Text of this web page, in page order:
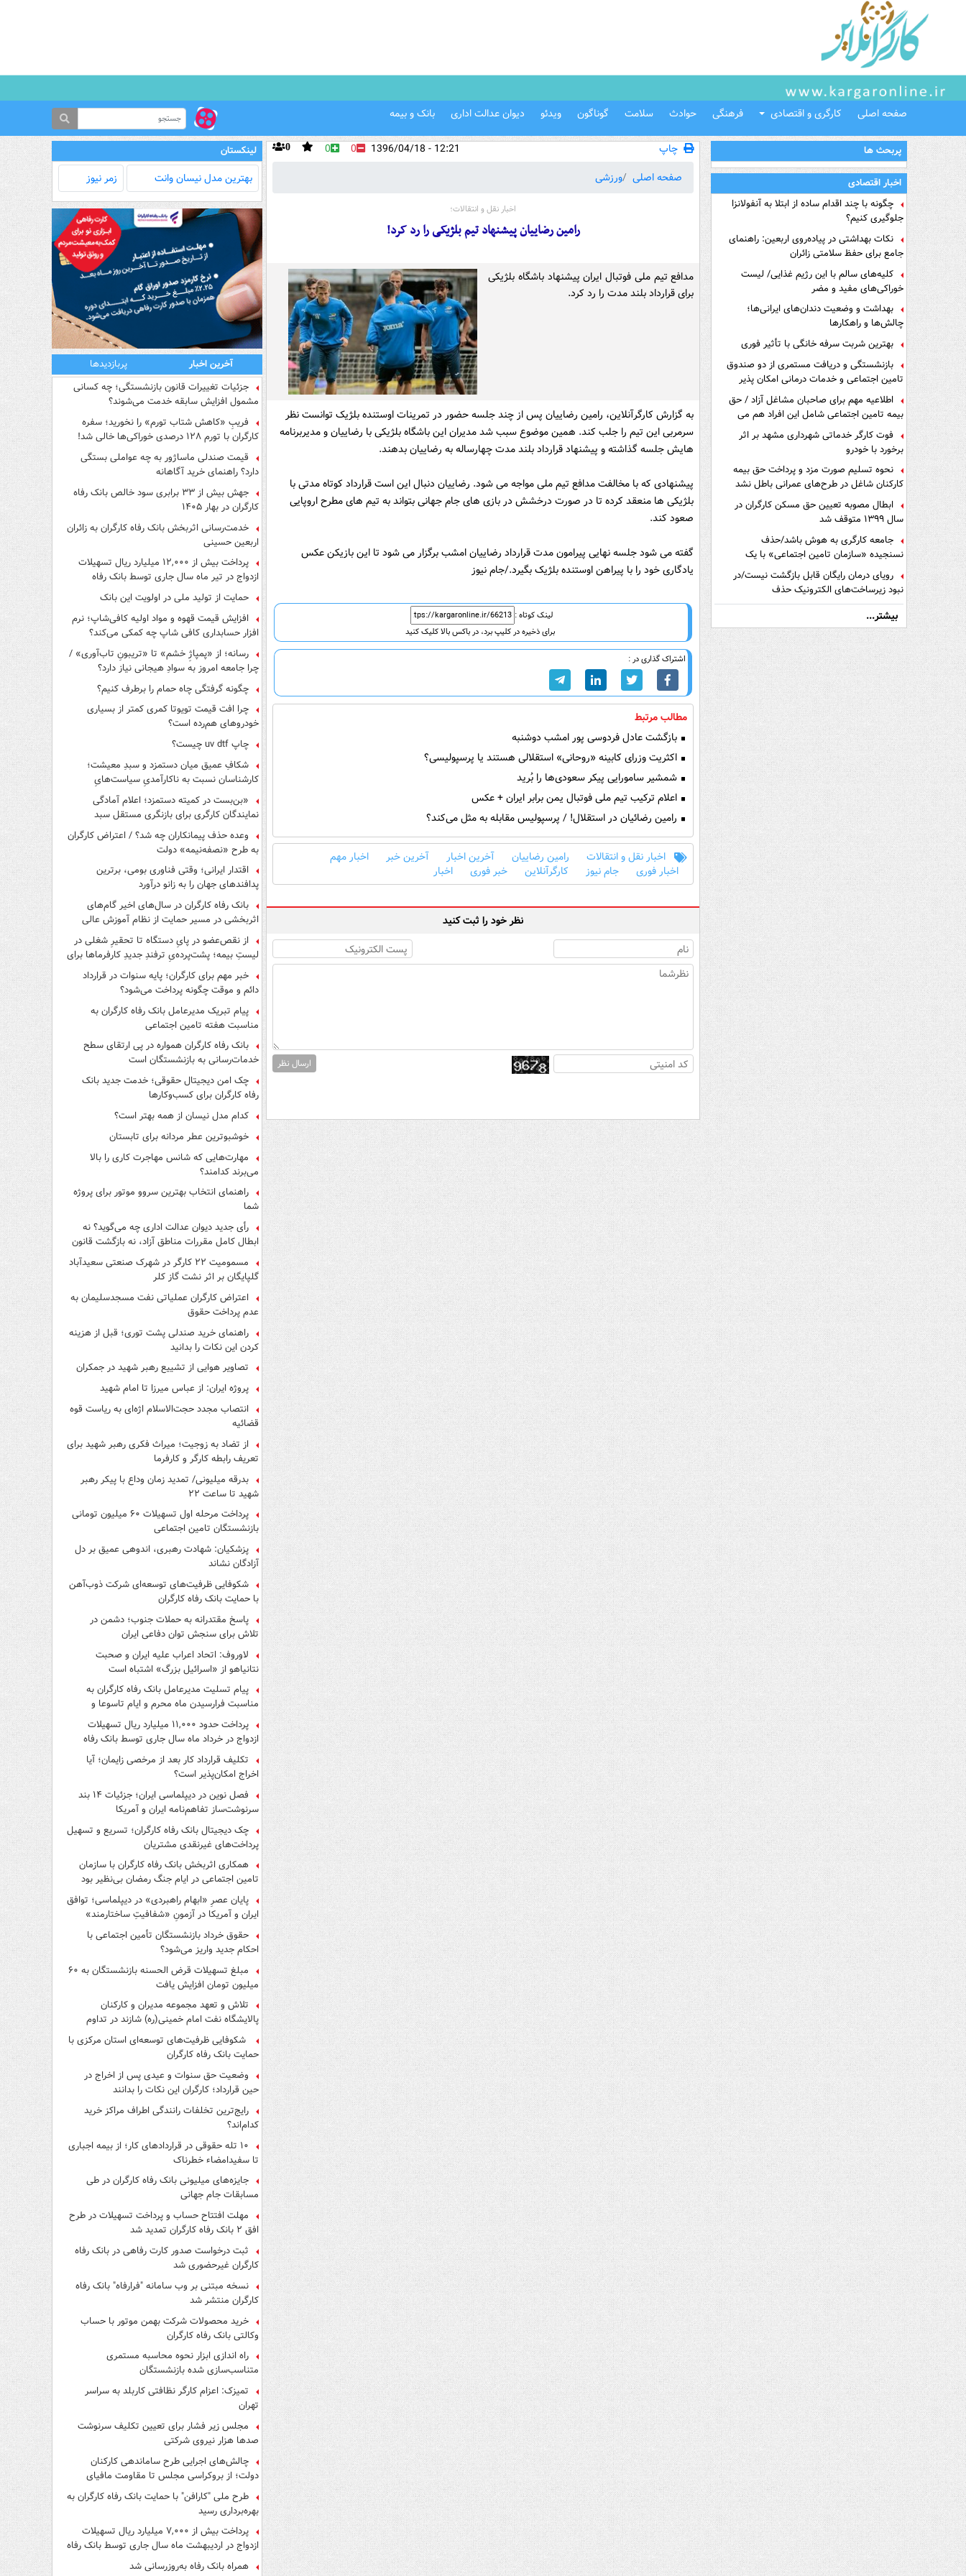
صفحه اصلی کارگری و اقتصادی فرهنگی حوادث سلامت گوناگون ویدئو دیوان عدالت اداری بانک و بیمه
پربحث ها
اخبار اقتصادی
چگونه با چند اقدام ساده از ابتلا به آنفولانزا
جلوگیری کنیم؟
نکات بهداشتی در پیاده‌روی اربعین: راهنمای
جامع برای حفظ سلامتی زائران
کلیه‌های سالم با این رژیم غذایی/ لیست
خوراکی‌های مفید و مضر
بهداشت و وضعیت دندان‌های ایرانی‌ها؛
چالش‌ها و راهکارها
بهترین شربت سرفه خانگی با تأثیر فوری
بازنشستگی و دریافت مستمری از دو صندوق
تامین اجتماعی و خدمات درمانی امکان پذیر
است ؟
اطلاعیه مهم برای صاحبان مشاغل آزاد / حق
بیمه تامین اجتماعی شامل این افراد هم می
شودفوت کارگر خدماتی شهرداری مشهد بر اثر
برخورد با خودرو
نحوه تسلیم صورت مزد و پرداخت حق بیمه
کارکنان شاغل در طرح‌های عمرانی باطل نشد
ابطال مصوبه تعیین حق مسکن کارگران در
سال ۱۳۹۹ متوقف شد
جامعه کارگری به هوش باشد/حذف
نسنجیده «سازمان تامین اجتماعی» با یک
تفاهم نامه!
رویای درمان رایگان قابل بازگشت نیست/در
نبود زیرساخت‌های الکترونیک حذف
دفترچه‌های بیمه اشتباه مضاعف است
بیشتر...
چاپ 0 0 0
12:21 - 1396/04/18
صفحه اصلی
ورزشی
اخبار نقل و انتقالات؛
رامین رضاییان پیشنهاد تیم بلژیکی را رد کرد!
مدافع تیم ملی فوتبال ایران پیشنهاد باشگاه بلژیکی
برای قرارداد بلند مدت را رد کرد.
به گزارش کارگرآنلاین، رامین رضاییان پس از چند جلسه حضور در تمرینات اوستنده بلژیک توانست نظر
سرمربی این تیم را جلب کند. همین موضوع سبب شد مدیران این باشگاه بلژیکی با رضاییان و مدیربرنامه
هایش جلسه گذاشته و پیشنهاد قرارداد بلند مدت چهارساله به رضاییان بدهند.
پیشنهادی که با مخالفت مدافع تیم ملی مواجه می شود. رضاییان دنبال این است قرارداد کوتاه مدتی با
بلژیکی ها منعقد کرده تا در صورت درخشش در بازی های جام جهانی بتواند به تیم های مطرح اروپایی
صعود کند.
گفته می شود جلسه نهایی پیرامون مدت قرارداد رضاییان امشب برگزار می شود تا این بازیکن عکس
یادگاری خود را با پیراهن اوستنده بلژیک بگیرد./جام نیوز
لینک کوتاه :
برای ذخیره در کلیپ برد، در باکس بالا کلیک کنید
اشتراک گذاری در :
مطالب مرتبط
بازگشت عادل فردوسی پور امشب دوشنبه
اکثریت وزرای کابینه «روحانی» استقلالی هستند یا پرسپولیسی؟
شمشیر سامورایی پیکر سعودی‌ها را بُرید
اعلام ترکیب تیم ملی فوتبال یمن برابر ایران + عکس
رامین رضائیان در استقلال! / پرسپولیس مقابله به مثل می‌کند؟
اخبار نقل و انتقالات رامین رضاییان آخرین اخبار آخرین خبر
اخبار مهم
اخبار فوری
جام نیوز کارگرآنلاین خبر فوری اخبار
نظر خود را ثبت کنید
ارسال نظر
لینکستان
بهترین مدل‌ نیسان وانت زمر نیوز
آخرین اخبار
پربازدیدها
جزئیات تغییرات قانون بازنشستگی؛ چه کسانی
مشمول افزایش سابقه خدمت می‌شوند؟
فریبِ «کاهش شتاب تورم» را نخورید؛ سفره
کارگران با تورم ۱۲۸ درصدی خوراکی‌ها خالی شد!
قیمت صندلی ماساژور به چه عواملی بستگی
دارد؟ راهنمای خرید آگاهانه
جهش بیش از ۳۳ برابری سود خالص بانک رفاه
کارگران در بهار ۱۴۰۵
خدمت‌رسانی اثربخش بانک رفاه کارگران به زائران
اربعین حسینی
پرداخت بیش از ۱۲,۰۰۰ میلیارد ریال تسهیلات
ازدواج در تیر ماه سال جاری توسط بانک رفاه
کارگران
حمایت از تولید ملی در اولویت این بانک
افزایش قیمت قهوه و مواد اولیه کافی‌شاپ؛ نرم
افزار حسابداری کافی شاپ چه کمکی می‌کند؟
رسانه؛ از «پمپاژِ خشم» تا «تریبونِ تاب‌آوری» /
چرا جامعه امروز به سوادِ هیجانی نیاز دارد؟
چگونه گرفتگی چاه حمام را برطرف کنیم؟
چرا افت قیمت تویوتا کمری کمتر از بسیاری
خودروهای هم‌رده است؟
چاپ uv dtf چیست؟
شکافِ عمیق میان دستمزد و سبدِ معیشت؛
کارشناسان نسبت به ناکارآمدیِ سیاست‌هایِ
حمایتی هشدار دادند
«بن‌بست در کمیته دستمزد؛ اعلام آمادگی
نمایندگان کارگری برای بازنگری مستقل سبد
وعده حذف پیمانکاران چه شد؟ / اعتراض کارگران
به طرح «نصفه‌نیمه» دولت
اقتدار ایرانی؛ وقتی فناوری بومی، برترین
پدافندهای جهان را به زانو درآورد
بانک رفاه کارگران در سال‌های اخیر گام‌های
اثربخشی در مسیر حمایت از نظام آموزش عالی
برداشته است
از نقص‌عضو در پایِ دستگاه تا تحقیرِ شغلی در
لیستِ بیمه؛ پشت‌پرده‌یِ ترفندِ جدیدِ کارفرماها برای
فرار از قانون چیست؟
خبر مهم برای کارگران؛ پایه سنوات در قرارداد
دائم و موقت چگونه پرداخت می‌شود؟
پیام تبریک مدیرعامل بانک رفاه کارگران به
مناسبت هفته تامین اجتماعی
بانک رفاه کارگران همواره در پی ارتقای سطح
خدمات‌رسانی به بازنشستگان است
چک امن دیجیتال حقوقی؛ خدمت جدید بانک
رفاه کارگران برای کسب‌وکارها
کدام مدل نیسان از همه بهتر است؟
خوشبوترین عطر مردانه برای تابستان
مهارت‌هایی که شانس مهاجرت کاری را بالا
می‌برند کدامند؟
راهنمای انتخاب بهترین سروو موتور برای پروژه
شما
رأی جدید دیوان عدالت اداری چه می‌گوید؟ نه
ابطال کامل مقررات مناطق آزاد، نه بازگشت قانون
مسمومیت ۲۲ کارگر در شهرک صنعتی سعیدآباد
گلپایگان بر اثر نشت گاز کلر
اعتراض کارگران عملیاتی نفت مسجدسلیمان به
عدم پرداخت حقوق
راهنمای خرید صندلی پشت توری؛ قبل از هزینه
کردن این نکات را بدانید
تصاویر هوایی از تشییع رهبر شهید در جمکران
پروژه ایران: از عباس میرزا تا امام شهید
انتصاب مجدد حجت‌الاسلام اژه‌ای به ریاست قوه‌
قضائیه
از تضاد به زوجیت؛ میراث فکری رهبر شهید برای
تعریف رابطه کارگر و کارفرما
بدرقه میلیونی/ تمدید زمان وداع با پیکر رهبر
شهید تا ساعت ۲۲
پرداخت مرحله اول تسهیلات ۶۰ میلیون تومانی
بازنشستگان تامین اجتماعی
پزشکیان: شهادت رهبری، اندوهی عمیق بر دل
آزادگان نشاند
شکوفایی ظرفیت‌های توسعه‌ای شرکت ذوب‌آهن
با حمایت‌ بانک رفاه کارگران
پاسخ مقتدرانه به حملات جنوب؛ دشمن در
تلاش برای سنجش توان دفاعی ایران
لاوروف: اتحاد اعراب علیه ایران و صحبت
نتانیاهو از «اسرائیل بزرگ» اشتباه است
پیام تسلیت مدیرعامل بانک رفاه کارگران به
مناسبت فرارسیدن ماه محرم و ایام تاسوعا و
عاشورای حسینی
پرداخت حدود ۱۱,۰۰۰ میلیارد ریال تسهیلات
ازدواج در خرداد ماه سال جاری توسط بانک رفاه
کارگران
تکلیف قرارداد کار بعد از مرخصی زایمان؛ آیا
اخراج امکان‌پذیر است؟
فصل نوین در دیپلماسی ایران؛ جزئیات ۱۴ بند
سرنوشت‌ساز تفاهم‌نامه ایران و آمریکا
چک دیجیتال بانک رفاه کارگران؛ تسریع و تسهیل
پرداخت‌های غیرنقدی مشتریان
همکاری اثربخش بانک رفاه کارگران با سازمان
تامین اجتماعی در ایام جنگ رمضان بی‌نظیر بود
پایان عصرِ «ابهام راهبردی» در دیپلماسی؛ توافق
ایران و آمریکا در آزمونِ «شفافیتِ ساختارمند»
حقوق خرداد بازنشستگان تأمین اجتماعی با
احکام جدید واریز می‌شود؟
مبلغ تسهیلات قرض الحسنه بازنشستگان به ۶۰
میلیون تومان افزایش یافت
تلاش و تعهد مجموعه مدیران و کارکنان
پالایشگاه نفت امام خمینی(ره) شازند در تداوم
تولید در ایام جنگ رمضان، شایسته قدردانی است
شکوفایی ظرفیت‌های توسعه‌ای استان مرکزی با
حمایت بانک رفاه کارگران
وضعیت حق سنوات و عیدی پس از اخراج در
حین قرارداد؛ کارگران این نکات را بدانند
رایج‌ترین تخلفات رانندگی اطراف مراکز خرید
کدام‌اند؟
۱۰ تله حقوقی در قراردادهای کار؛ از بیمه اجباری
تا سفیدامضاء خطرناک
جایزه‌های میلیونی بانک رفاه کارگران در طی
مسابقات جام جهانی
مهلت افتتاح حساب و پرداخت تسهیلات در طرح
افق ۲ بانک رفاه کارگران تمدید شد
ثبت درخواست صدور کارت رفاهی در بانک رفاه
کارگران غیرحضوری شد
نسخه مبتنی بر وب سامانه "فرارفاه" بانک رفاه
کارگران منتشر شد
خرید محصولات شرکت بهمن موتور با حساب
وکالتی بانک رفاه کارگران
راه اندازی ابزار نحوه محاسبه مستمری
متناسب‌سازی شده بازنشستگان
تمیزک: اعزام کارگر نظافتی کاربلد به سراسر
تهران
مجلس زیر فشار برای تعیین تکلیف سرنوشت
صدها هزار نیروی شرکتی
چالش‌های اجرایی طرح ساماندهی کارکنان
دولت؛ از بروکراسی مجلس تا مقاومت مافیای
واسطه‌گری
طرح ملی "کارافن" با حمایت بانک رفاه کارگران به
بهره‌برداری رسید
پرداخت بیش از ۷,۰۰۰ میلیارد ریال تسهیلات
ازدواج در اردیبهشت ماه سال جاری توسط بانک رفاه
کارگران
همراه بانک رفاه به‌روزرسانی شد